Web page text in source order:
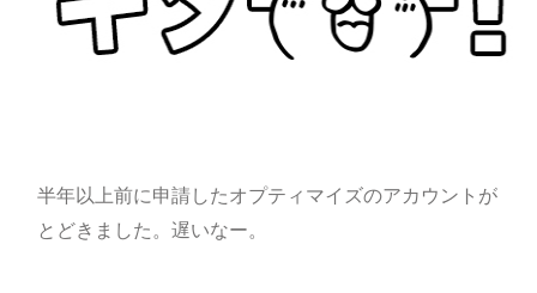
半年以上前に申請したオプティマイズのアカウントが
とどきました。遅いなー。